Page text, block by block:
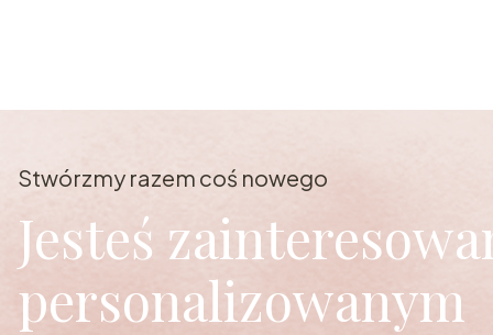
Stwórzmy razem coś nowego
Jesteś
personalizowanym